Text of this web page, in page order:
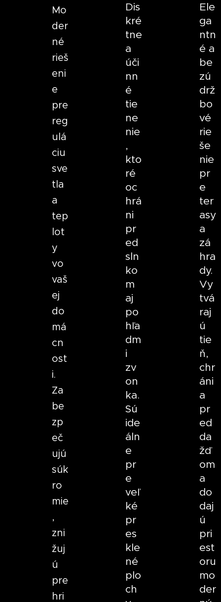
Mo
der
né
rieš
eni
e
pre
reg
ulá
ciu
sve
tla
a
tep
lot
y
vo
vaš
ej
do
má
cn
ost
i.
Za
be
zp
eč
ujú
súk
ro
mie
,
zni
žuj
ú
pre
hri
Dis
kré
tne
a
úči
nn
é
tie
ne
nie
,
kto
ré
oc
hrá
ni
pr
ed
sln
ko
m
aj
po
hľa
dm
i
zv
on
ka.
Sú
ide
áln
e
pr
e
veľ
ké
pr
es
kle
né
plo
ch
Ele
ga
ntn
é a
be
zú
drž
bo
vé
rie
še
nie
pr
e
ter
asy
a
zá
hra
dy.
Vy
tvá
raj
ú
tie
ň,
chr
áni
a
pr
ed
da
žď
om
a
do
daj
ú
pri
est
oru
mo
der